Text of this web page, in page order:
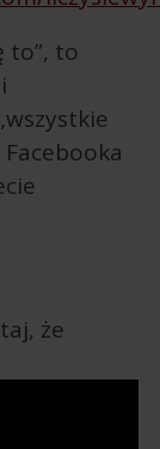
to”, to
że